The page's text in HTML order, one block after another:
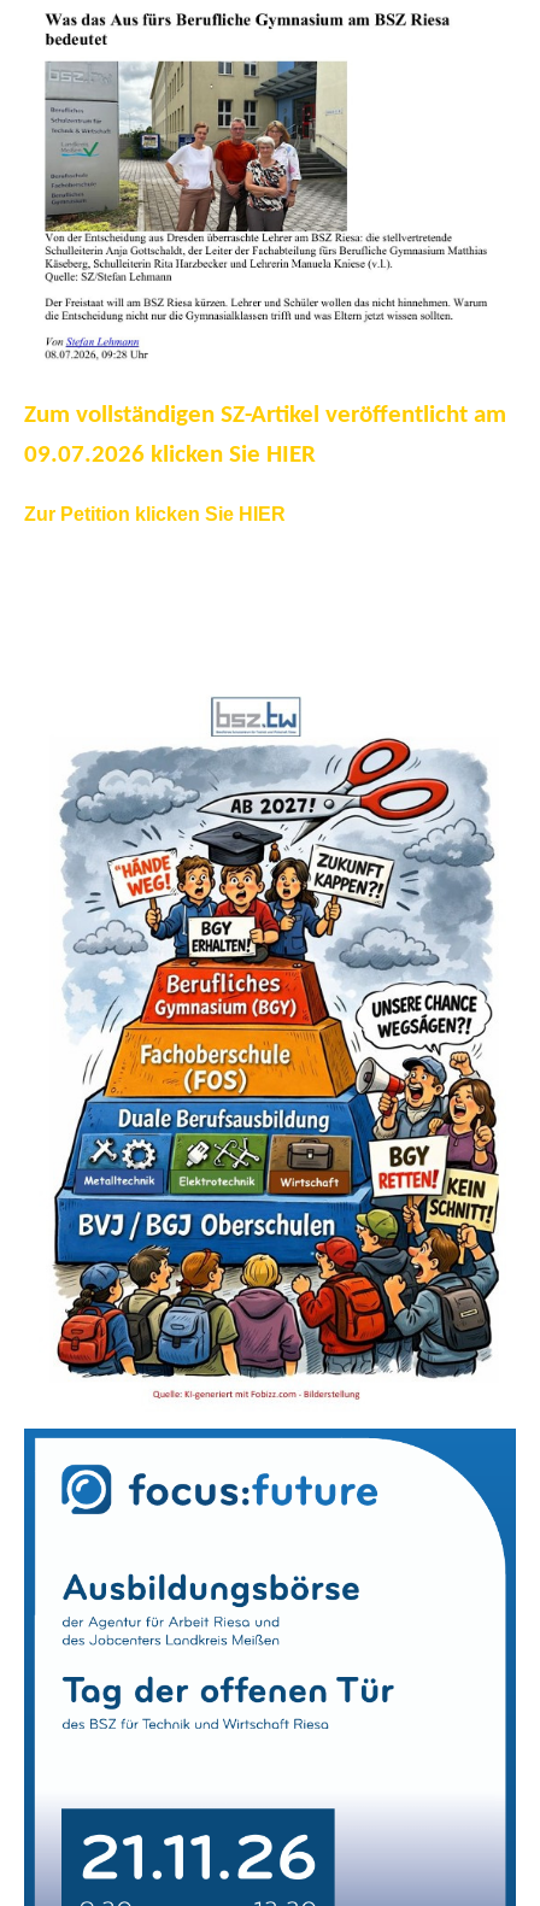
Zum vollständigen SZ-Artikel veröffentlicht am
09.07.2026 klicken Sie HIER
Zur Petition klicken Sie HIER